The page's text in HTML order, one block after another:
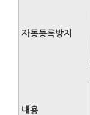
자동등록방지
내용